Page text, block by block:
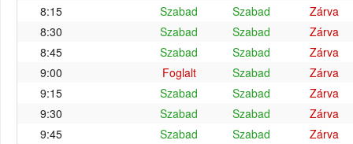
8:15
Szabad Szabad
Zárva
8:30
Szabad Szabad
Zárva
8:45
Szabad Szabad
Zárva
9:00
Foglalt Szabad
Zárva
9:15
Szabad Szabad
Zárva
9:30
Szabad Szabad
Zárva
9:45
Szabad Szabad
Zárva